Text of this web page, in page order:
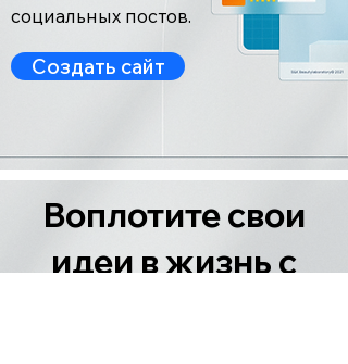
социальных постов.
Создать сайт
Воплотите свои
идеи в жизнь с